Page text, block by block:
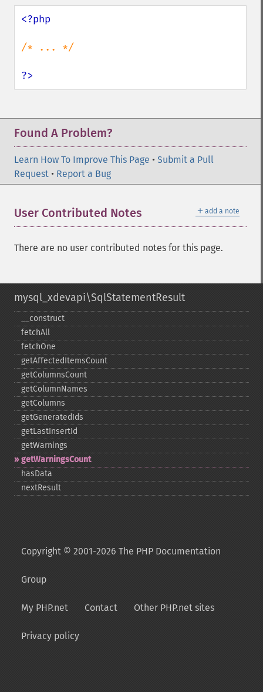
<?php
/* ... */
?>
Found A Problem?
Learn How To Improve This Page • Submit a Pull
Request • Report a Bug
＋ add a note
User Contributed Notes
There are no user contributed notes for this page.
mysql_xdevapi\SqlStatementResult
_​_​construct
fetchAll
fetchOne
getAffectedItemsCount
getColumnsCount
getColumnNames
getColumns
getGeneratedIds
getLastInsertId
getWarnings
getWarningsCount
hasData
nextResult
Copyright © 2001-2026 The PHP Documentation
Group
My PHP.net Contact Other PHP.net sites
Privacy policy